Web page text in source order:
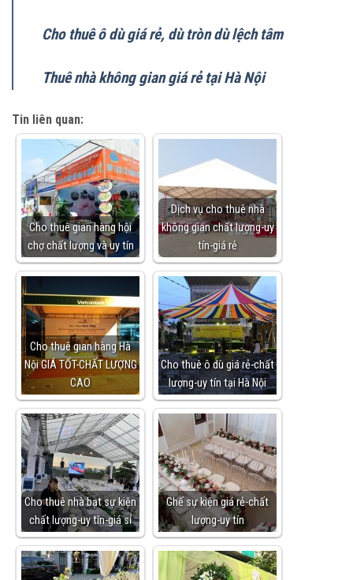
Cho thuê ô dù giá rẻ, dù tròn dù lệch tâm
Thuê nhà không gian giá rẻ tại Hà Nội
Tin liên quan:
Cho thuê gian hàng hội
chợ chất lượng và uy tín
Dịch vụ cho thuê nhà
không gian chất lượng-uy
tín-giá rẻ
Cho thuê gian hàng Hà
Nội GIÁ TỐT-CHẤT LƯỢNG
CAO
Cho thuê ô dù giá rẻ-chất
lượng-uy tín tại Hà Nội
Cho thuê nhà bạt sự kiện
chất lượng-uy tín-giá sỉ
Ghế sự kiện giá rẻ-chất
lượng-uy tín